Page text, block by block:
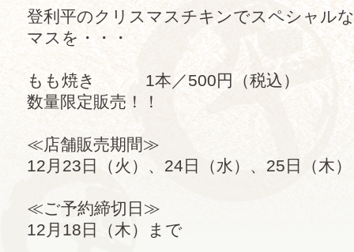
登利平のクリスマスチキンでスペシャル
マスを・・・
もも焼き 1本／500円（税込）
数量限定販売！！
≪店舗販売期間≫
12月23日（火）、24日（水）、25日（木）
≪ご予約締切日≫
12月18日（木）まで